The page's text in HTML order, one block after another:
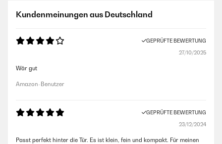
Kundenmeinungen aus Deutschland
GEPRÜFTE BEWERTUNG
27/10/2025
Wär gut
Amazon-Benutzer
GEPRÜFTE BEWERTUNG
23/12/2024
Passt perfekt hinter die Tür. Es ist klein, fein und kompakt. Für meinen